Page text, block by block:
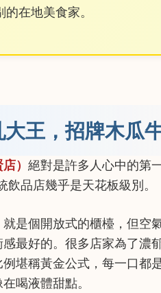
在地美食家。
王，招牌木瓜
） 絕對是許多人心中的第
品店幾乎是天花板級別。
是個開放式的櫃檯，但空
最好的。很多店家為了濃
堪稱黃金公式，每一口都
喝液體甜點。